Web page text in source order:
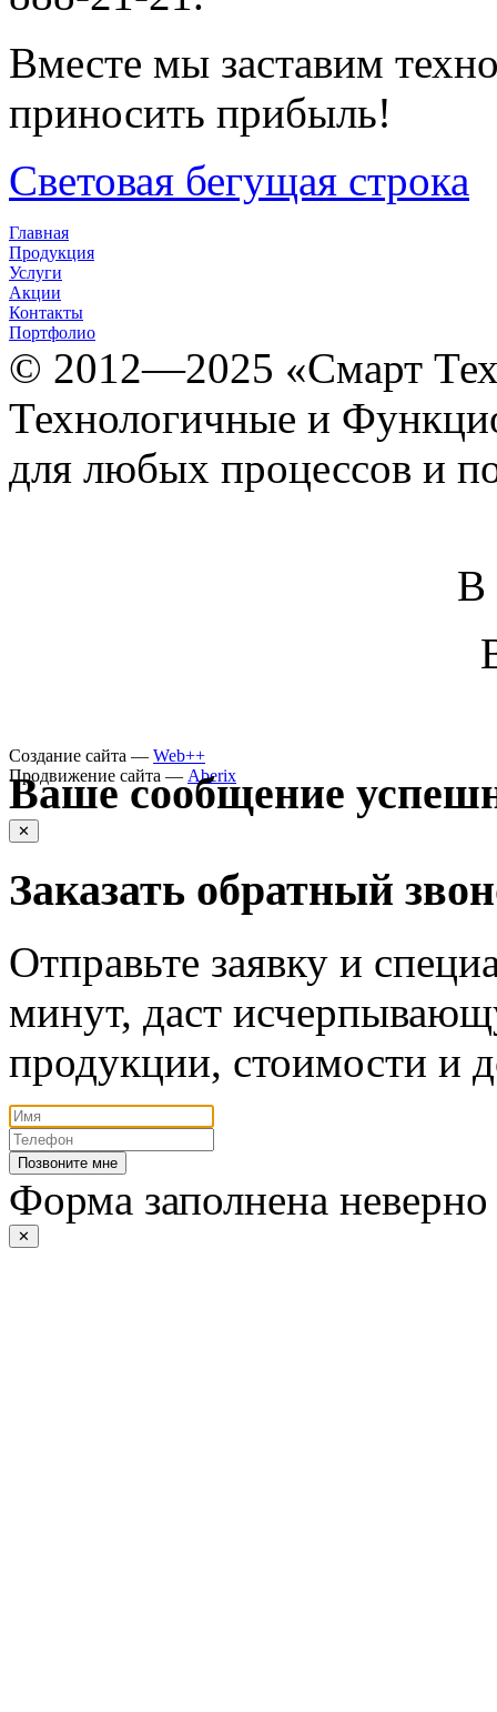
Вместе мы заставим
приносить прибыль!
Световая бегущая строка
Главная
Продукция
Услуги
Акции
Контакты
Портфолио
© 2012­­­—2025 «Смарт
Технологичные и
для любых процессов и
В
Создание сайта — Web++
Продвижение сайта — Aberix
Ваше сообщение
✕
Заказать обратный
Отправьте заявку и
минут, даст
продукции, стоимости и
Позвоните мне
Форма заполнена неверно
✕